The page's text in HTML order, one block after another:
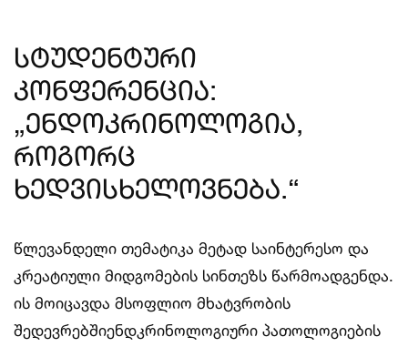
სტუდენტური
კონფერენცია:
„ენდოკრინოლოგია,
როგორც
ხედვისხელოვნება.“
წლევანდელი თემატიკა მეტად საინტერესო და
კრეატიული მიდგომების სინთეზს წარმოადგენდა.
ის მოიცავდა მსოფლიო მხატვრობის
შედევრებშიენდკრინოლოგიური პათოლოგიების